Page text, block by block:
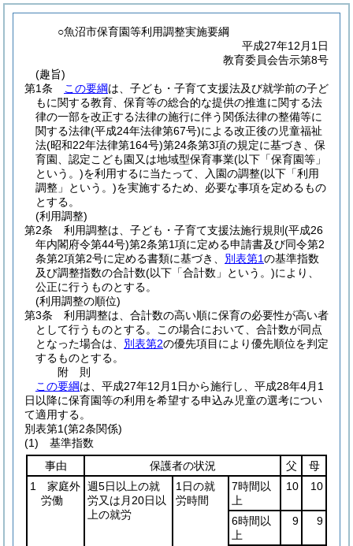
○魚沼市保育園等利用調整実施要綱
平成27年12月1日
教育委員会告示第8号
(趣旨)
第1条
この要綱は、子ども・子育て支援法及び就学前の子ど
もに関する教育、保育等の総合的な提供の推進に関する法
律の一部を改正する法律の施行に伴う関係法律の整備等に
関する法律(平成24年法律第67号)による改正後の児童福祉
法(昭和22年法律第164号)第24条第3項の規定に基づき、保
育園、認定こども園又は地域型保育事業(以下「保育園等」
という。)を利用するに当たって、入園の調整(以下「利用
調整」という。)を実施するため、必要な事項を定めるもの
とする。
(利用調整)
第2条
利用調整は、子ども・子育て支援法施行規則 (平成26
年内閣府令第44号)第2条第1項に定める申請書及び同令第2
条第2項第2号に定める書類に基づき、 別表第1の基準指数
及び調整指数の合計数(以下「合計数」という。)により、
公正に行うものとする。
(利用調整の順位)
第3条
利用調整は、合計数の高い順に保育の必要性が高い者
として行うものとする。
この場合において、合計数が同点
となった場合は、 別表第2の優先項目により優先順位を判定
するものとする。
附 則
この要綱は、平成27年12月1日から施行し、平成28年4月1
日以降に保育園等の利用を希望する申込み児童の選考につい
て適用する。
別表第1(第2条関係)
(1) 基準指数
事由
保護者の状況 父
母
1 家庭外
労働
週5日以上の就
労又は月20日以
上の就労
1日の就
労時間
7時間以
上
10 10
6時間以
上
9 9